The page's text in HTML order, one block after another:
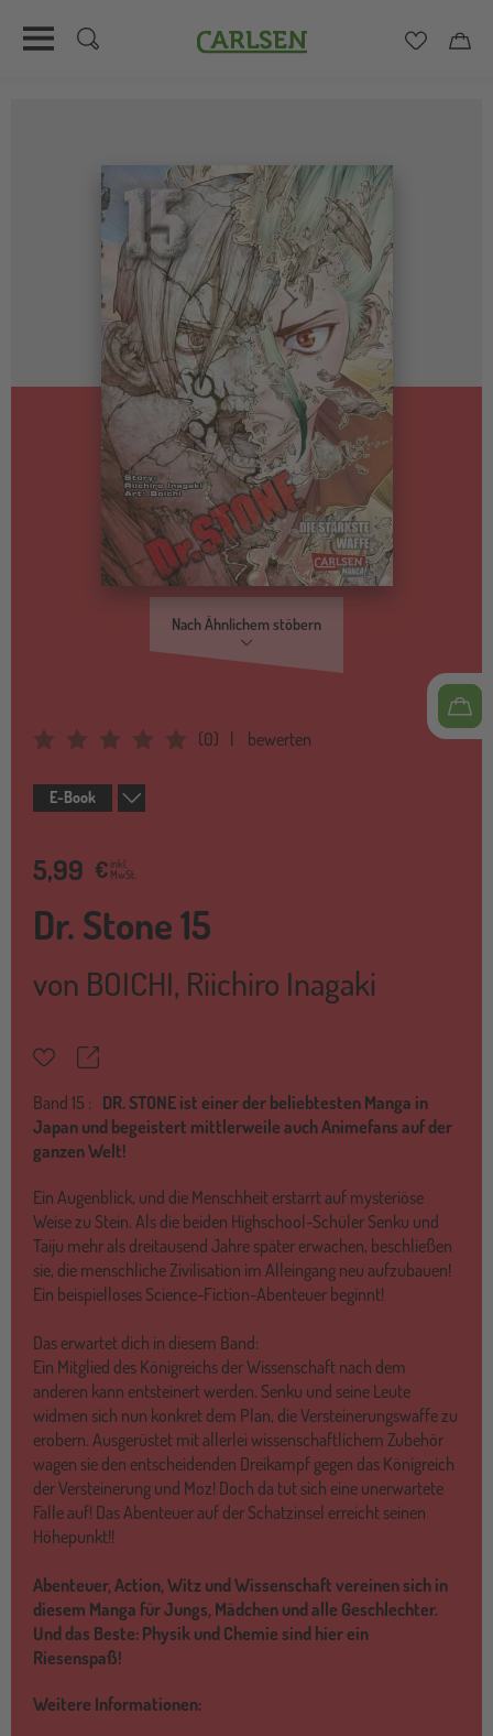
Carlsen
Nach Ähnlichem stöbern
Average Rating: 0 (0) bewerten
E-Book
5,99 €inkl.
MwSt.
Dr. Stone 15
von BOICHI, Riichiro Inagaki
MerkzettelTeilen
Band 15 : DR. STONE ist einer der beliebtesten Manga in
Japan und begeistert mittlerweile auch Animefans auf der
ganzen Welt!
Ein Augenblick, und die Menschheit erstarrt auf mysteriöse
Weise zu Stein. Als die beiden Highschool-Schüler Senku und
Taiju mehr als dreitausend Jahre später erwachen, beschließen
sie, die menschliche Zivilisation im Alleingang neu aufzubauen!
Ein beispielloses Science-Fiction-Abenteuer beginnt!
Das erwartet dich in diesem Band:
Ein Mitglied des Königreichs der Wissenschaft nach dem
anderen kann entsteinert werden. Senku und seine Leute
widmen sich nun konkret dem Plan, die Versteinerungswaffe zu
erobern. Ausgerüstet mit allerlei wissenschaftlichem Zubehör
wagen sie den entscheidenden Dreikampf gegen das Königreich
der Versteinerung und Moz! Doch da tut sich eine unerwartete
Falle auf! Das Abenteuer auf der Schatzinsel erreicht seinen
Höhepunkt!!
Abenteuer, Action, Witz und Wissenschaft vereinen sich in
diesem Manga für Jungs, Mädchen und alle Geschlechter.
Und das Beste: Physik und Chemie sind hier ein
Riesenspaß!
Weitere Informationen: